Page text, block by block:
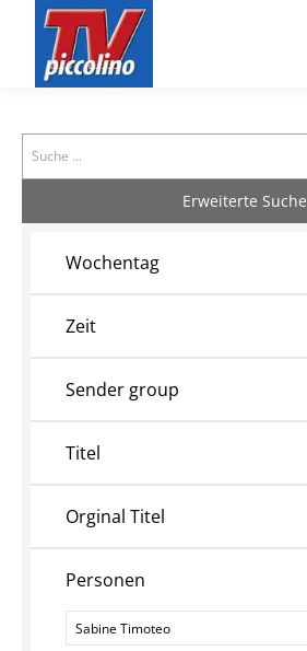
Search
Erweiterte Suche
Wochentag
Zeit
Sender group
Titel
Orginal Titel
Personen
Personen